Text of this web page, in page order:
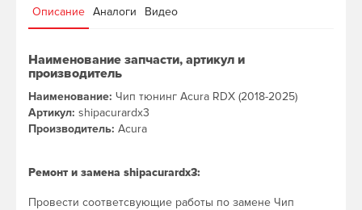
Описание Аналоги Видео
Наименование запчасти, артикул и
производитель
Наименование: Чип тюнинг Acura RDX (2018-2025)
Артикул: shipacurardx3
Производитель: Acura
Ремонт и замена shipacurardx3:
Провести соответсвующие работы по замене Чип